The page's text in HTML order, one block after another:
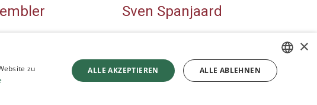
Sven Spanjaard
GERMAN
×
zu
ALLE AKZEPTIEREN ALLE ABLEHNEN